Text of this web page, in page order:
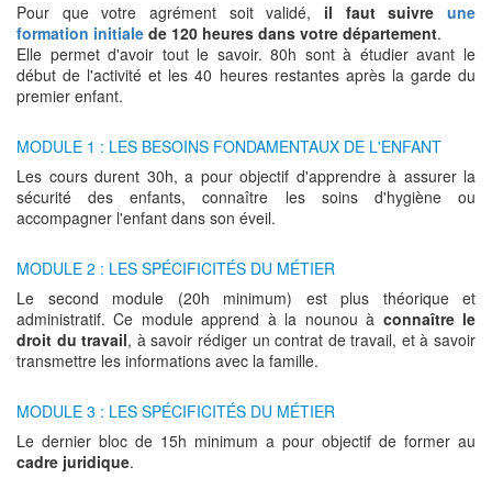
Pour que votre agrément soit validé, il faut suivre une
formation initiale de 120 heures dans votre département.
Elle permet d'avoir tout le savoir. 80h sont à étudier avant le
début de l'activité et les 40 heures restantes après la garde du
premier enfant.
MODULE 1 : LES BESOINS FONDAMENTAUX DE L'ENFANT
Les cours durent 30h, a pour objectif d'apprendre à assurer la
sécurité des enfants, connaître les soins d'hygiène ou
accompagner l'enfant dans son éveil.
MODULE 2 : LES SPÉCIFICITÉS DU MÉTIER
Le second module (20h minimum) est plus théorique et
administratif. Ce module apprend à la nounou à connaître le
droit du travail, à savoir rédiger un contrat de travail, et à savoir
transmettre les informations avec la famille.
MODULE 3 : LES SPÉCIFICITÉS DU MÉTIER
Le dernier bloc de 15h minimum a pour objectif de former au
cadre juridique.